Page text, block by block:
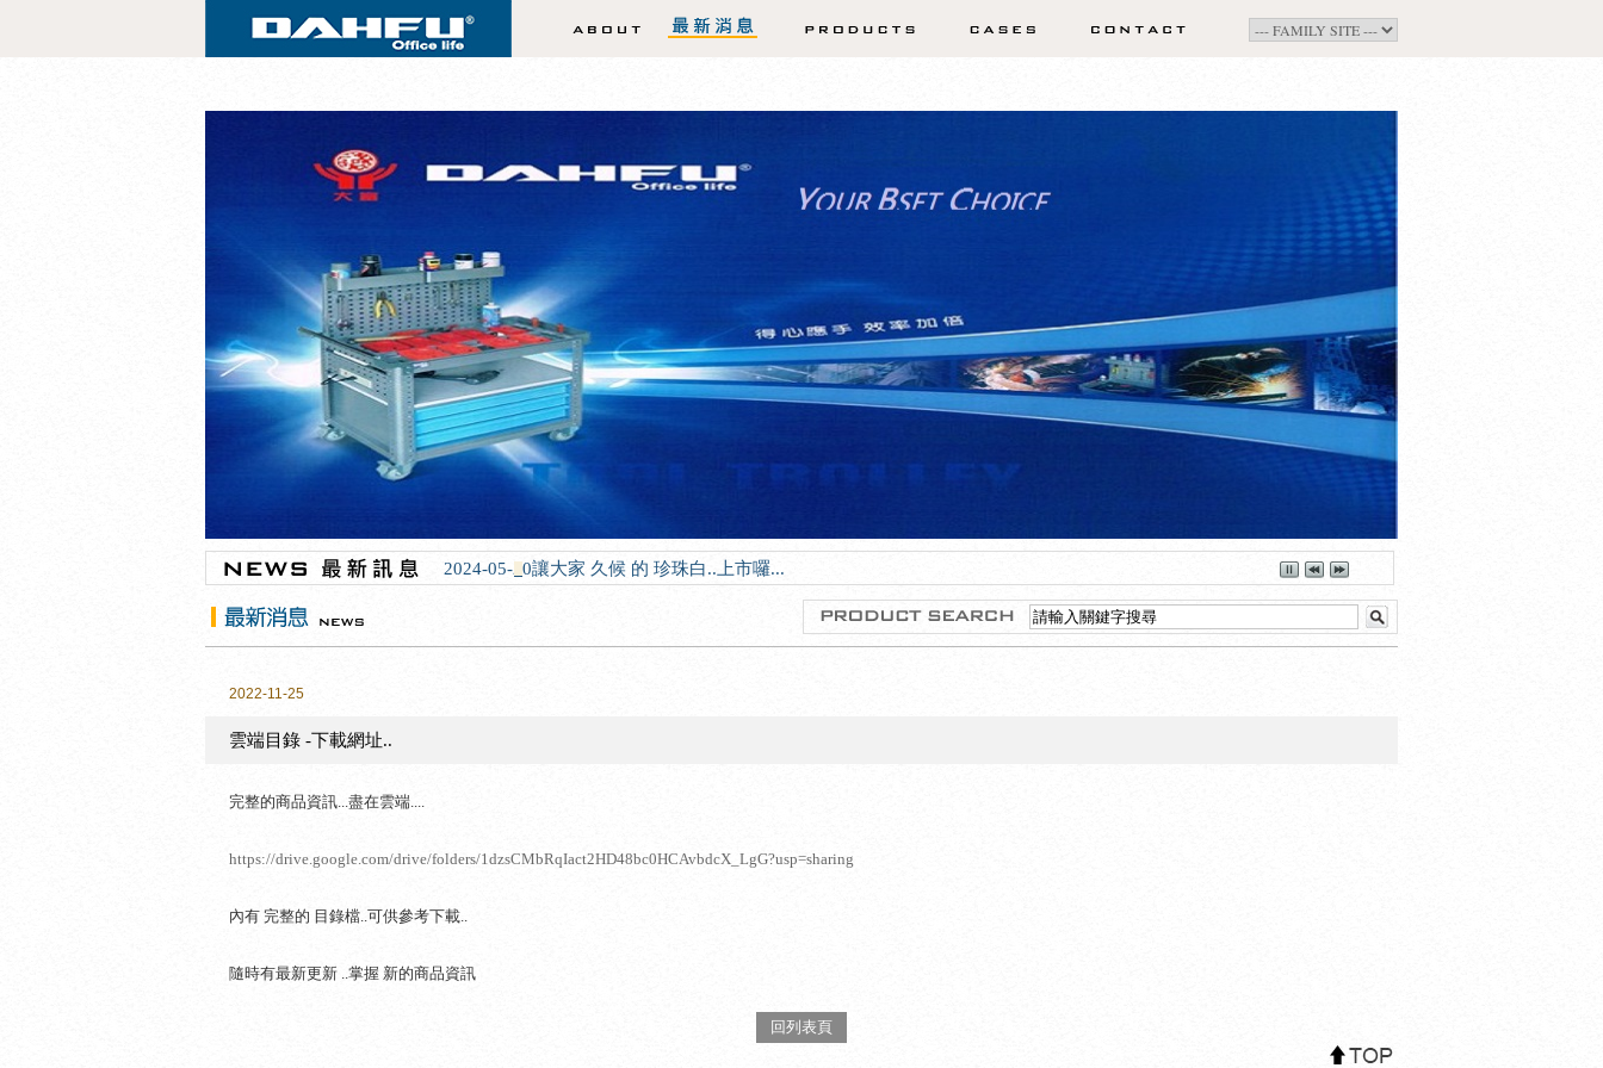
2024-05-20讓大家 久候 的 珍珠白..上市囉...
2022-11-25
雲端目錄 -下載網址..
完整的商品資訊...盡在雲端....
https://drive.google.com/drive/folders/1dzsCMbRqIact2HD48bc0HCAvbdcX_LgG?usp=sharing
內有 完整的 目錄檔..可供參考下載..
隨時有最新更新 ..掌握 新的商品資訊
回列表頁